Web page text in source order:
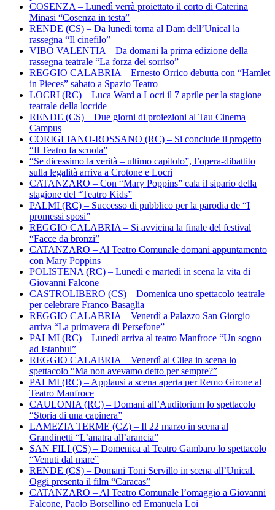
COSENZA – Lunedì verrà proiettato il corto di Caterina
Minasi “Cosenza in testa”
RENDE (CS) – Da lunedì torna al Dam dell’Unical la
rassegna “Il cinefilo”
VIBO VALENTIA – Da domani la prima edizione della
rassegna teatrale “La forza del sorriso”
REGGIO CALABRIA – Ernesto Orrico debutta con “Hamlet
in Pieces” sabato a Spazio Teatro
LOCRI (RC) – Luca Ward a Locri il 7 aprile per la stagione
teatrale della locride
RENDE (CS) – Due giorni di proiezioni al Tau Cinema
Campus
CORIGLIANO-ROSSANO (RC) – Si conclude il progetto
“Il Teatro fa scuola”
“Se dicessimo la verità – ultimo capitolo”, l’opera-dibattito
sulla legalità arriva a Crotone e Locri
CATANZARO – Con “Mary Poppins” cala il sipario della
stagione del “Teatro Kids”
PALMI (RC) – Successo di pubblico per la parodia de “I
promessi sposi”
REGGIO CALABRIA – Si avvicina la finale del festival
“Facce da bronzi”
CATANZARO – Al Teatro Comunale domani appuntamento
con Mary Poppins
POLISTENA (RC) – Lunedì e martedì in scena la vita di
Giovanni Falcone
CASTROLIBERO (CS) – Domenica uno spettacolo teatrale
per celebrare Franco Basaglia
REGGIO CALABRIA – Venerdì a Palazzo San Giorgio
arriva “La primavera di Persefone”
PALMI (RC) – Lunedì arriva al teatro Manfroce “Un sogno
ad Istanbul”
REGGIO CALABRIA – Venerdì al Cilea in scena lo
spettacolo “Ma non avevamo detto per sempre?”
PALMI (RC) – Applausi a scena aperta per Remo Girone al
Teatro Manfroce
CAULONIA (RC) – Domani all’Auditorium lo spettacolo
“Storia di una capinera”
LAMEZIA TERME (CZ) – Il 22 marzo in scena al
Grandinetti “L’anatra all’arancia”
SAN FILI (CS) – Domenica al Teatro Gambaro lo spettacolo
“Venuti dal mare”
RENDE (CS) – Domani Toni Servillo in scena all’Unical.
Oggi presenta il film “Caracas”
CATANZARO – Al Teatro Comunale l’omaggio a Giovanni
Falcone, Paolo Borsellino ed Emanuela Loi